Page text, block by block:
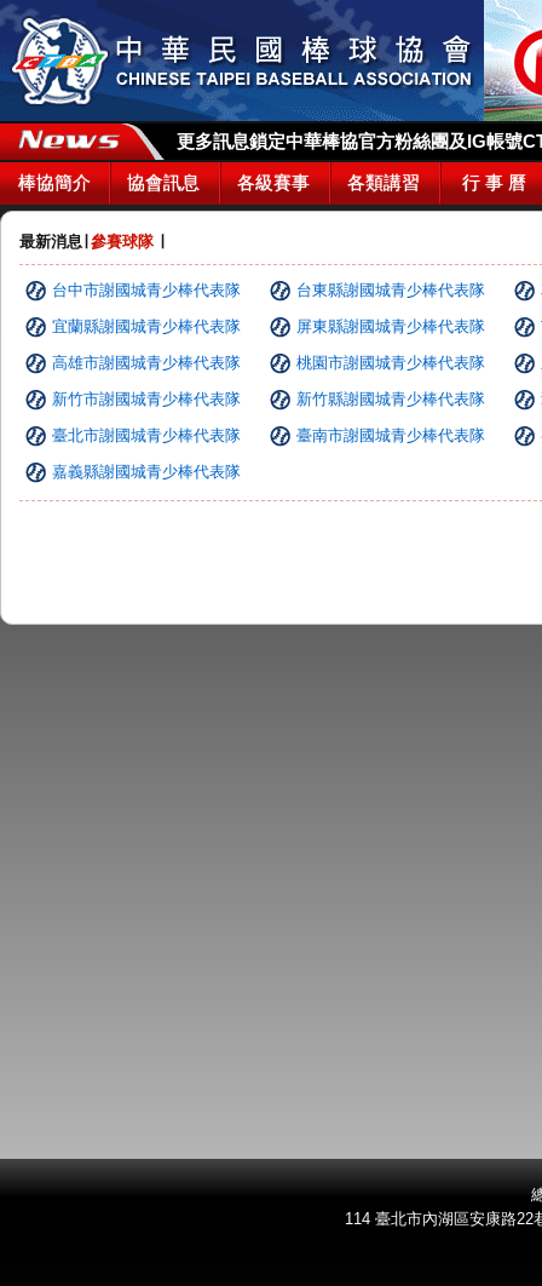
更多訊息鎖定中華棒協官方粉絲團及IG帳號
棒協簡介 協會訊息 各級賽事 各類講習 行 事 曆
最新消息 參賽球隊∣
台中市謝國城青少棒代表隊 台東縣謝國城青少棒代表隊
宜蘭縣謝國城青少棒代表隊
屏東縣謝國城青少棒代表隊
高雄市謝國城青少棒代表隊
桃園市謝國城青少棒代表隊
新竹市謝國城青少棒代表隊
新竹縣謝國城青少棒代表隊
臺北市謝國城青少棒代表隊
臺南市謝國城青少棒代表隊
嘉義縣謝國城青少棒代表隊
114 臺北市內湖區安康路22